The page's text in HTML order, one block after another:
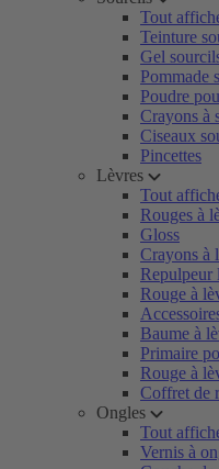
Tout
Teinture
Gel
Pommade
Poudre
Crayons à
Ciseaux
Pincettes
Lèvres
Tout
Rouges à
Gloss
Crayons à
Repulpeur
Rouge à
Baume à
Primaire
Rouge à
Coffret de
Ongles
Tout
Vernis à